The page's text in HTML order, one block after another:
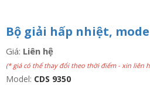
Bộ giải hấp nhiệt,
Giá: Liên hệ
(* giá có thể thay đổi theo thời điểm - xin liên
Model: CDS 9350